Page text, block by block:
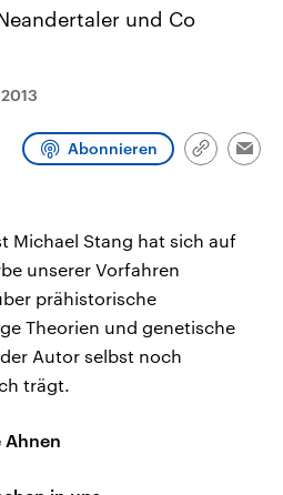
Libanon vom Iran
und Co
Abonnieren
Link
Michael Stang hat sich auf
unserer Vorfahren
prähistorische
Theorien und genetische
Autor selbst noch
trägt.
Ahnen